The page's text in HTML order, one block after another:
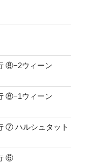
⑧−2ウィーン
⑧−1ウィーン
⑦ ハルシュタット
⑥